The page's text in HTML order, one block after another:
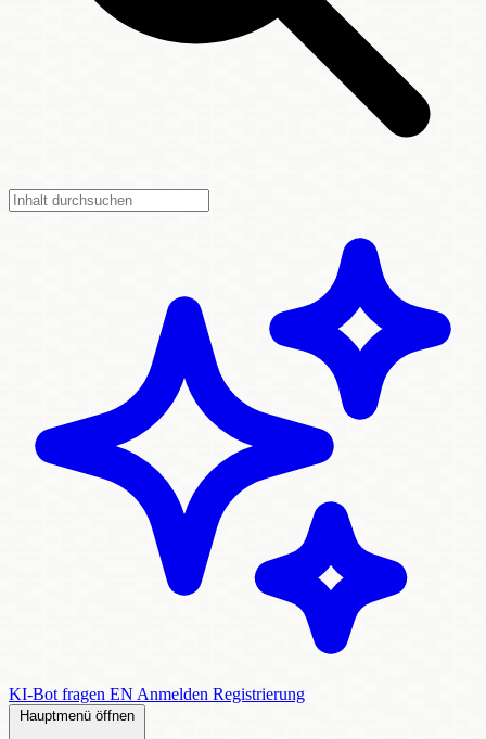
KI-Bot fragen EN Anmelden Registrierung
Hauptmenü öffnen